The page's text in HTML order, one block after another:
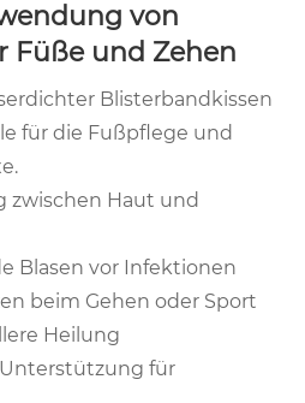
von
Füße und Zehen
Blisterbandkissen
für die Fußpflege und
zwischen Haut und
Blasen vor Infektionen
beim Gehen oder Sport
Heilung
für